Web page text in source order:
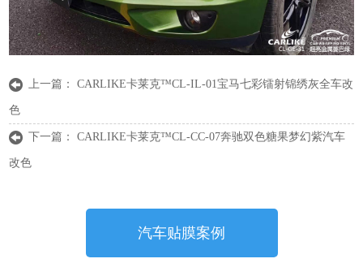
上一篇：CARLIKE卡莱克™CL-IL-01宝马七彩镭射锦绣灰全车改
色
下一篇：CARLIKE卡莱克™CL-CC-07奔驰双色糖果梦幻紫汽车
改色
汽车贴膜案例